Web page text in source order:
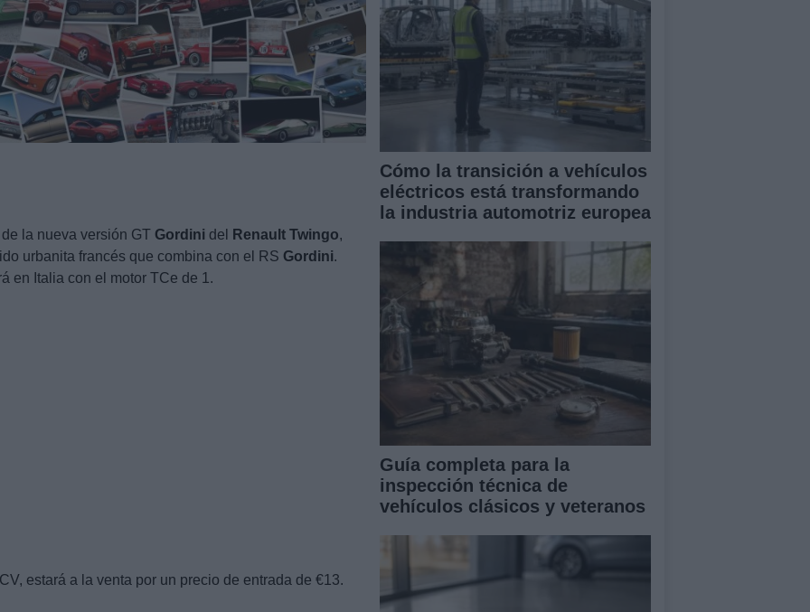
la nueva versión GT Gordini del Renault Twingo,
urbanita francés que combina con el RS Gordini.
en Italia con el motor TCe de 1.
estará a la venta por un precio de entrada de €13.
Cómo la transición a vehículos
eléctricos está transformando
la industria automotriz europea
Guía completa para la
inspección técnica de
vehículos clásicos y veteranos